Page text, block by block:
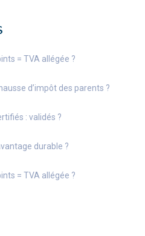
= TVA allégée ?
d’impôt des parents ?
: validés ?
durable ?
= TVA allégée ?